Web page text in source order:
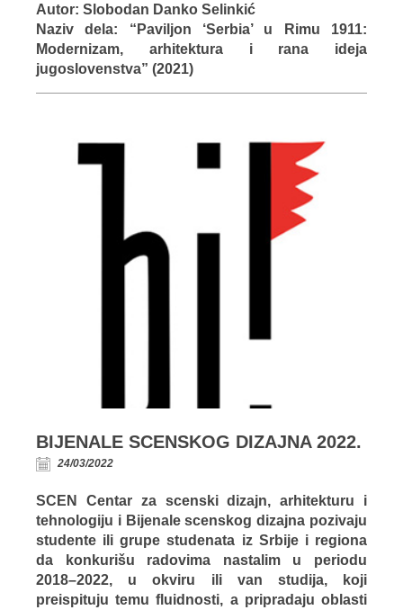
Autor: Slobodan Danko Selinkić
Naziv dela: “Paviljon ‘Serbia’ u Rimu 1911:
Modernizam, arhitektura i rana ideja
jugoslovenstva” (2021)
BIJENALE SCENSKOG DIZAJNA 2022.
24/03/2022
SCEN Centar za scenski dizajn, arhitekturu i
tehnologiju i Bijenale scenskog dizajna pozivaju
studente ili grupe studenata iz Srbije i regiona
da konkurišu radovima nastalim u periodu
2018–2022, u okviru ili van studija, koji
preispituju temu fluidnosti, a pripradaju oblasti